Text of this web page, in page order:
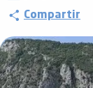
Compartir